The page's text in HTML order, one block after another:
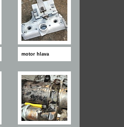
motor hlava